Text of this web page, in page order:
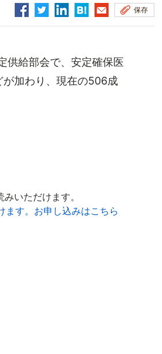
保存
供給部会で、安定確保医
加わり、現在の506成
いただけます。
ます。お申し込みはこちら